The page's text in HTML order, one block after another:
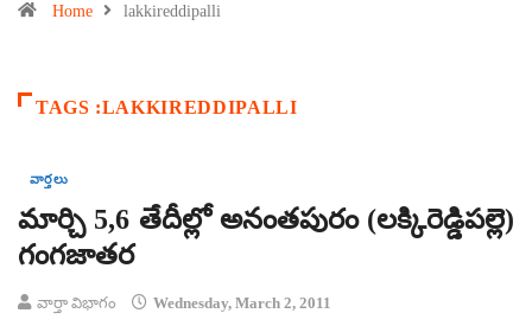
Home lakkireddipalli
TAGS :LAKKIREDDIPALLI
వార్తలు
మార్చి 5,6 తేదీల్లో అనంతపురం (లక్కిరెడ్డిపల్లె)
గంగజాతర
వార్తా విభాగం Wednesday, March 2, 2011